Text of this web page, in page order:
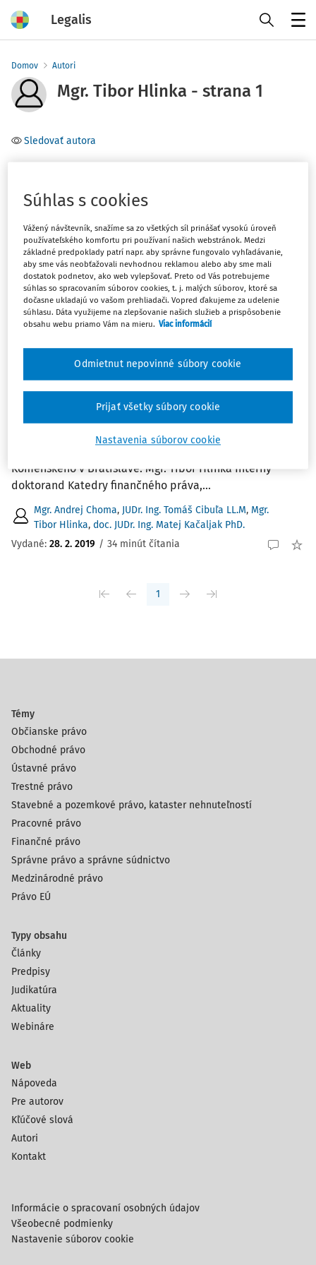
Legalis
Domov Autori
Mgr. Tibor Hlinka - strana 1
Sledovať autora
Finančné právo
Filter
Počet vyhľadaných dokumentov:1
Zoradiť podľa:
Najnovšie
Najstaršie
Digitálna platforma ako stála
prevádzkareň.
Tomáš Cibuľa LLM. Externý spolupracovník Katedry
Komenského v Bratislave. Mgr. Tibor Hlinka Interný
doktorand Katedry finančného práva,...
Mgr. Andrej Choma, JUDr. Ing. Tomáš Cibuľa LL.M, Mgr.
Tibor Hlinka, doc. JUDr. Ing. Matej Kačaljak PhD.
Vydané: 28. 2. 2019 / 34 minút čítania
1
Témy
Občianske právo
Obchodné právo
Ústavné právo
Trestné právo
Stavebné a pozemkové právo, kataster nehnuteľností
Pracovné právo
Finančné právo
Správne právo a správne súdnictvo
Medzinárodné právo
Právo EÚ
Typy obsahu
Články
Predpisy
Judikatúra
Aktuality
Webináre
Web
Nápoveda
Pre autorov
Kľúčové slová
Autori
Kontakt
Informácie o spracovaní osobných údajov
Všeobecné podmienky
Nastavenie súborov cookie
Súhlas s cookies
Vážený návštevník, snažíme sa zo všetkých síl prinášať vysokú úroveň
používateľského komfortu pri používaní našich webstránok. Medzi
základné predpoklady patrí napr. aby správne fungovalo vyhľadávanie,
aby sme vás neobťažovali nevhodnou reklamou alebo aby sme mali
dostatok podnetov, ako web vylepšovať. Preto od Vás potrebujeme
súhlas so spracovaním súborov cookies, t. j. malých súborov, ktoré sa
dočasne ukladajú vo vašom prehliadači. Vopred ďakujeme za udelenie
súhlasu. Dáta využijeme na zlepšovanie našich služieb a prispôsobenie
obsahu webu priamo Vám na mieru. Viac informácií
Nastavenia súborov cookie
Odmietnut nepovinné súbory cookie
Prijať všetky súbory cookie